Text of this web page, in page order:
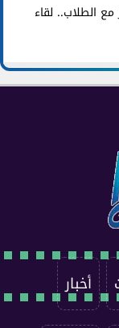
مع الطلاب.. لقاء
أخبار